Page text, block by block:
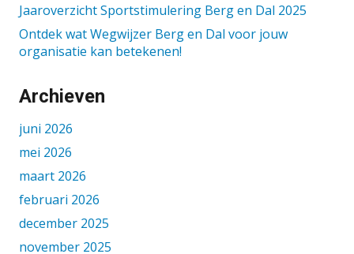
Jaaroverzicht Sportstimulering Berg en Dal 2025
Ontdek wat Wegwijzer Berg en Dal voor jouw
organisatie kan betekenen!
Archieven
juni 2026
mei 2026
maart 2026
februari 2026
december 2025
november 2025